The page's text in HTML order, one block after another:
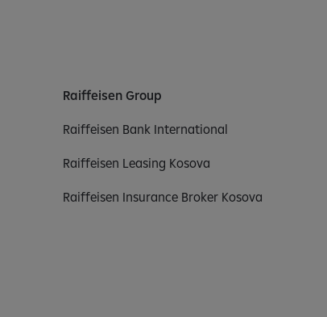
Raiffeisen Group
Raiffeisen Bank International
Raiffeisen Leasing Kosova
Raiffeisen Insurance Broker Kosova